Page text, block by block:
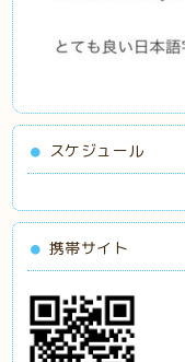
スケジュール
携帯サイト